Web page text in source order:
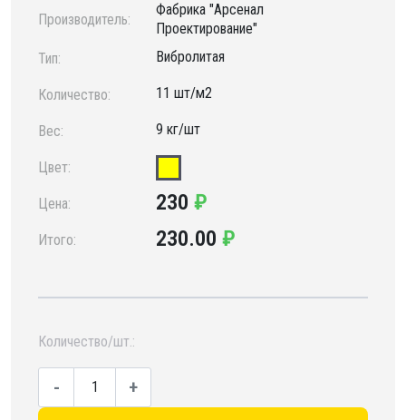
Производитель:
Фабрика "Арсенал
Проектирование"
Тип:
Вибролитая
Количество: 11 шт/м2
Вес: 9 кг/шт
Цвет:
Цена: 230 ₽
Итого: 230.00 ₽
Количество/шт.:
- +